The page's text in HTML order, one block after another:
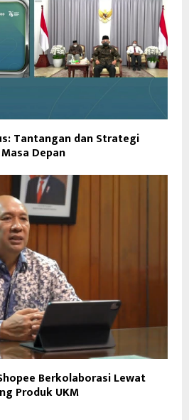
Tantangan dan Strategi
Depan
Berkolaborasi Lewat
Produk UKM